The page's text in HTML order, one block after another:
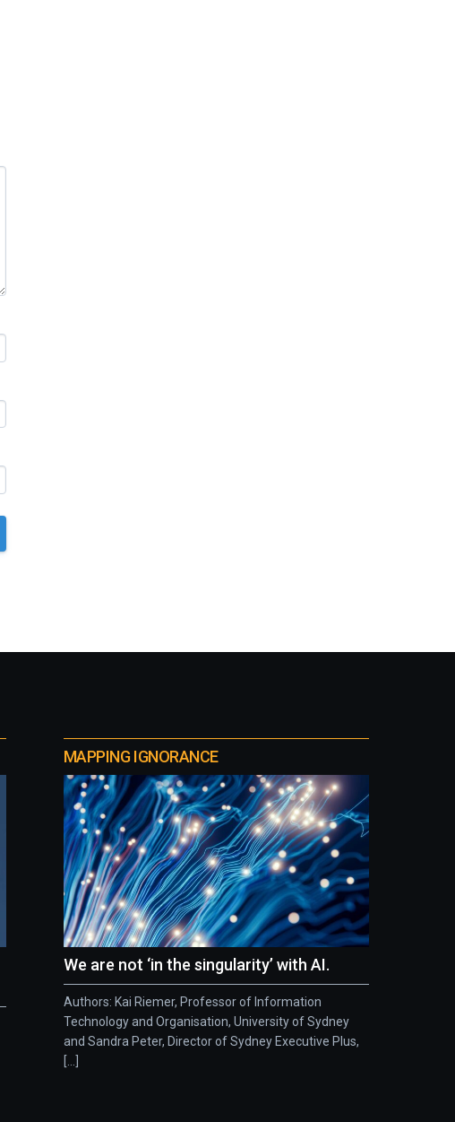
MAPPING IGNORANCE
We are not ‘in the singularity’ with AI.
Authors: Kai Riemer, Professor of Information
Technology and Organisation, University of Sydney
and Sandra Peter, Director of Sydney Executive Plus,
[...]